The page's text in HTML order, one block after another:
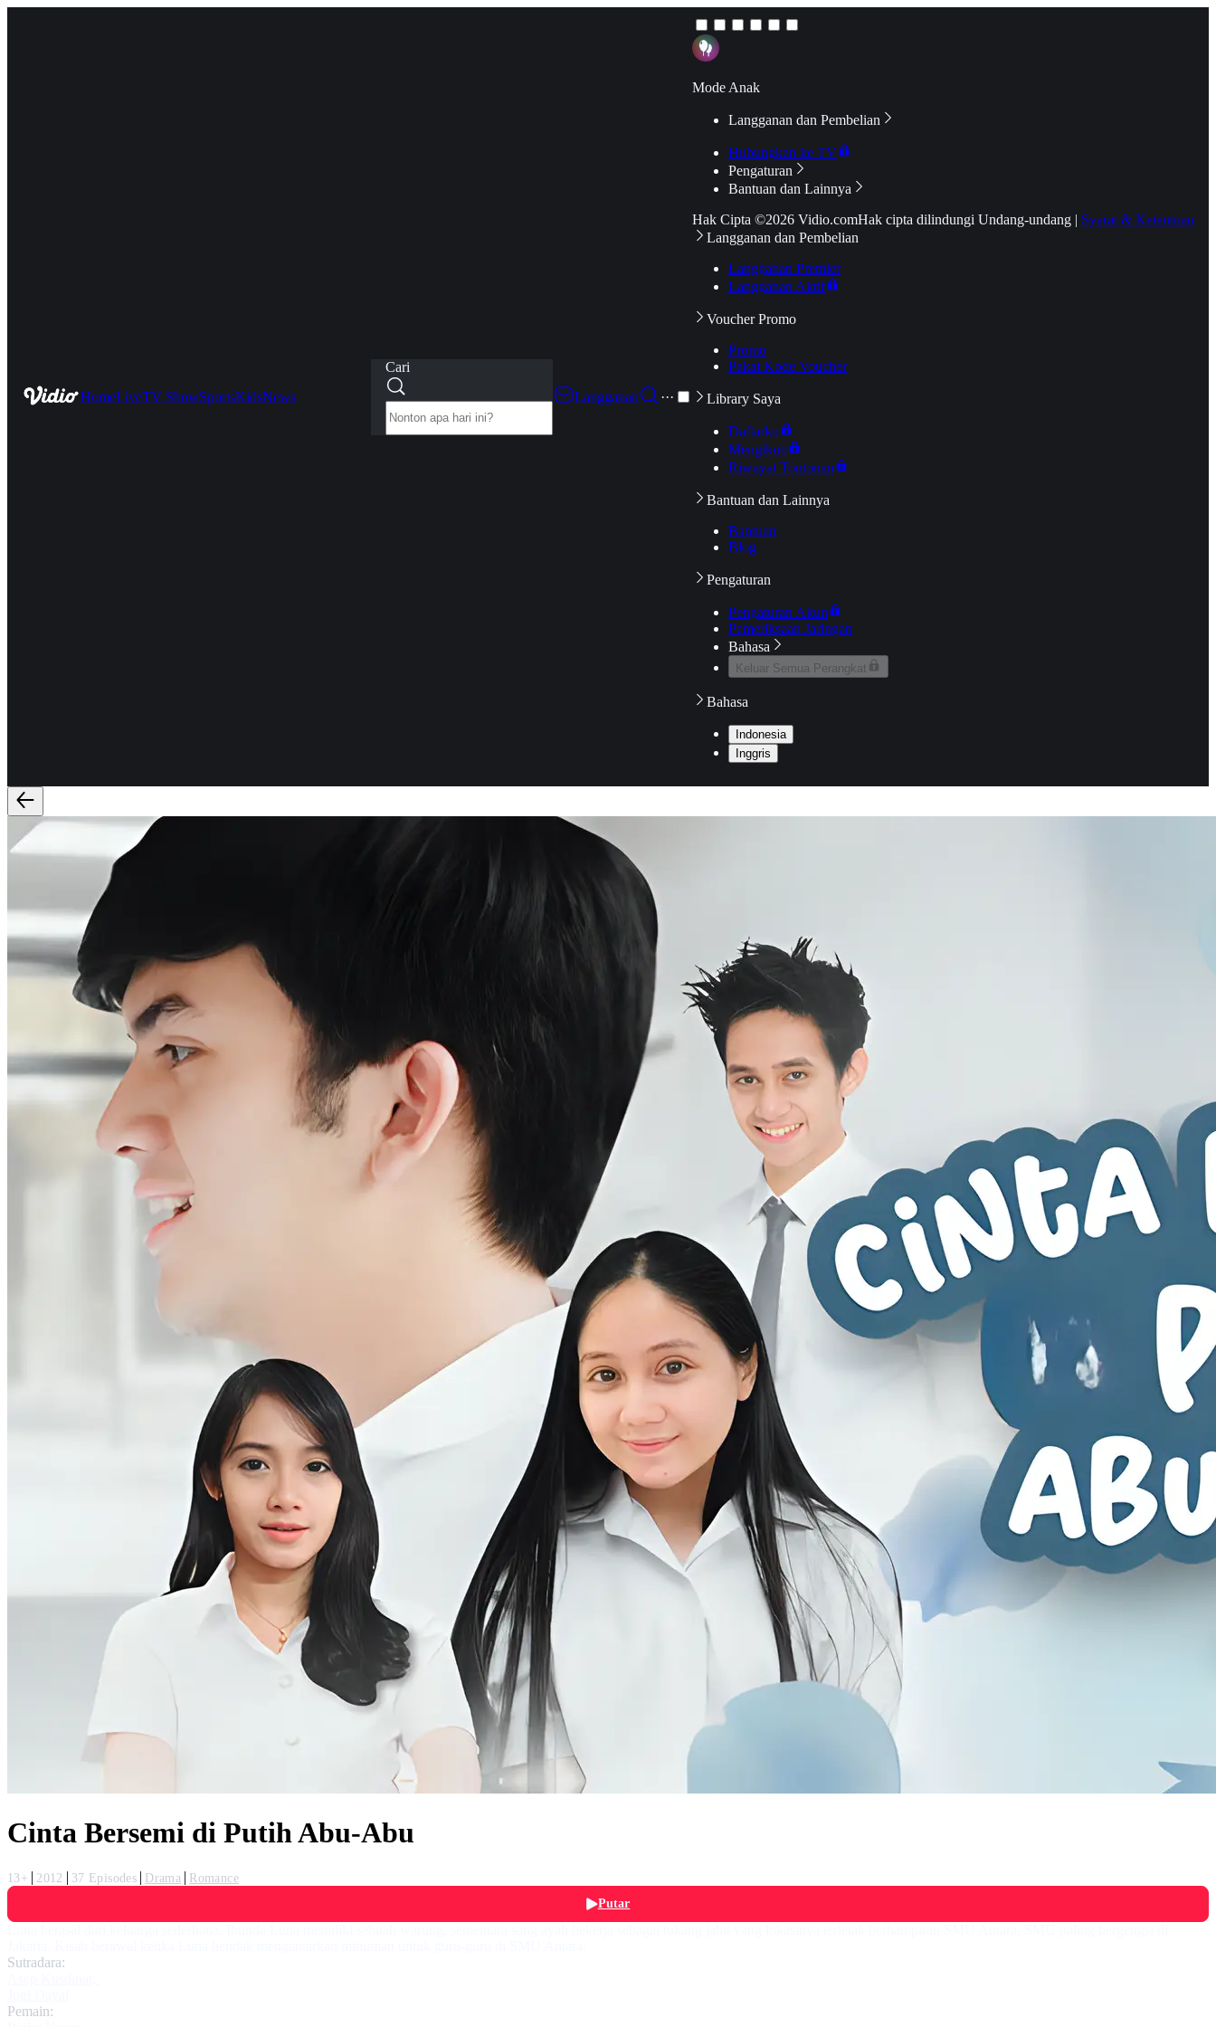
HomeLiveTV ShowSportsKidsNews
Cari
Langganan
···
Mode Anak
Langganan dan Pembelian
Hubungkan ke TV
Pengaturan
Bantuan dan Lainnya
Hak Cipta ©2026 Vidio.comHak cipta dilindungi Undang-undang | Syarat & Ketentuan
Langganan dan Pembelian
Langganan Premier
Langganan Aktif
Voucher Promo
Promo
Pakai Kode Voucher
Library Saya
Daftarku
Mengikuti
Riwayat Tontonan
Bantuan dan Lainnya
Bantuan
Blog
Pengaturan
Pengaturan Akun
Pemeriksaan Jaringan
Bahasa
Keluar Semua Perangkat
Bahasa
Indonesia
Inggris
Cinta Bersemi di Putih Abu-Abu
13+ 2012 37 Episodes Drama
Romance
Putar
Sutradara:
Pemain: